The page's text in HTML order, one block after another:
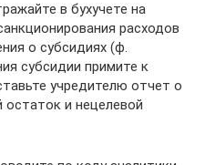
в бухучете на
расходов
о субсидиях (ф.
субсидии примите к
учредителю отчет о
остаток и нецелевой